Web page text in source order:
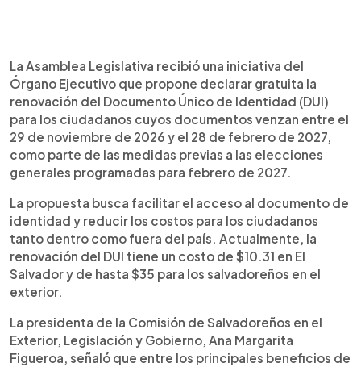
► Escuchar artículo
La Asamblea Legislativa analiza una iniciativa
impulsada por el Ejecutivo para permitir la
renovación gratuita del Documento Único de
Identidad (DUI) a salvadoreños cuyos
documentos venzan entre noviembre de 2026 y
febrero de 2027. La propuesta busca facilitar la
actualización del documento antes de las
elecciones generales de 2027 y reducir costos
para ciudadanos dentro y fuera del país.
La Asamblea Legislativa recibió una iniciativa del
Órgano Ejecutivo que propone declarar gratuita la
renovación del Documento Único de Identidad (DUI)
para los ciudadanos cuyos documentos venzan entre el
29 de noviembre de 2026 y el 28 de febrero de 2027,
como parte de las medidas previas a las elecciones
generales programadas para febrero de 2027.
La propuesta busca facilitar el acceso al documento de
identidad y reducir los costos para los ciudadanos
tanto dentro como fuera del país. Actualmente, la
renovación del DUI tiene un costo de $10.31 en El
Salvador y de hasta $35 para los salvadoreños en el
exterior.
La presidenta de la Comisión de Salvadoreños en el
Exterior, Legislación y Gobierno, Ana Margarita
Figueroa, señaló que entre los principales beneficios de